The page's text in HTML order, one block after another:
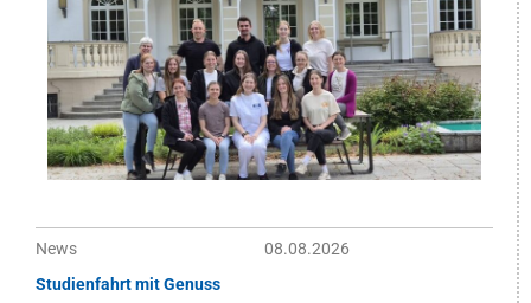
News
08.08.2026
Studienfahrt mit Genuss